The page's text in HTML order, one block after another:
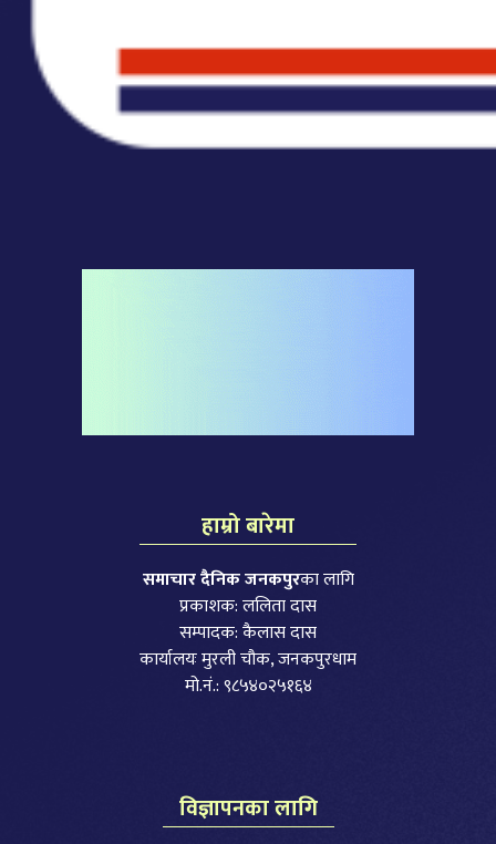
हाम्रो बारेमा
समाचार दैनिक जनकपुरका लागि
प्रकाशक: ललिता दास
सम्पादक: कैलास दास
कार्यालयः मुरली चौक, जनकपुरधाम
मो.नं.: ९८५४०२५१६४
विज्ञापनका लागि